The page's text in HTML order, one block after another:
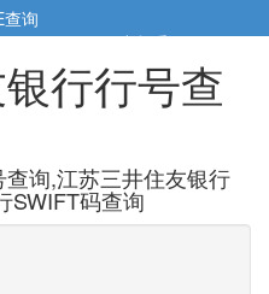
询
5cm小帮手5cm.cn
行行号查
询,江苏三井住友银行
SWIFT码查询